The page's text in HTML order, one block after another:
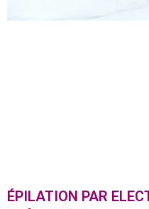
ÉPILATION PAR